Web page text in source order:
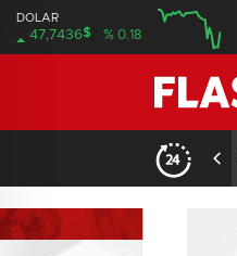
DOLAR
47,7436$ % 0.18